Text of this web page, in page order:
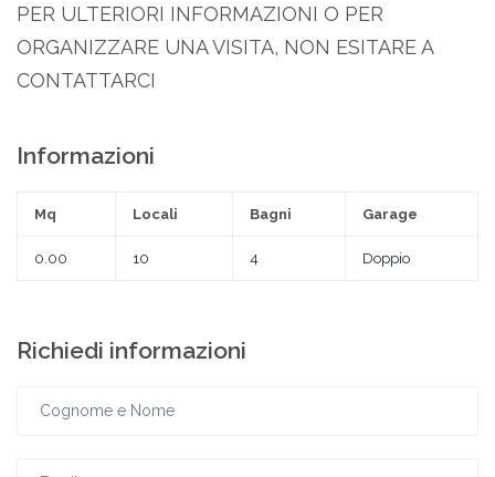
PER ULTERIORI INFORMAZIONI O PER
ORGANIZZARE UNA VISITA, NON ESITARE A
CONTATTARCI
Informazioni
Mq Locali Bagni Garage
0.00 10 4 Doppio
Richiedi informazioni